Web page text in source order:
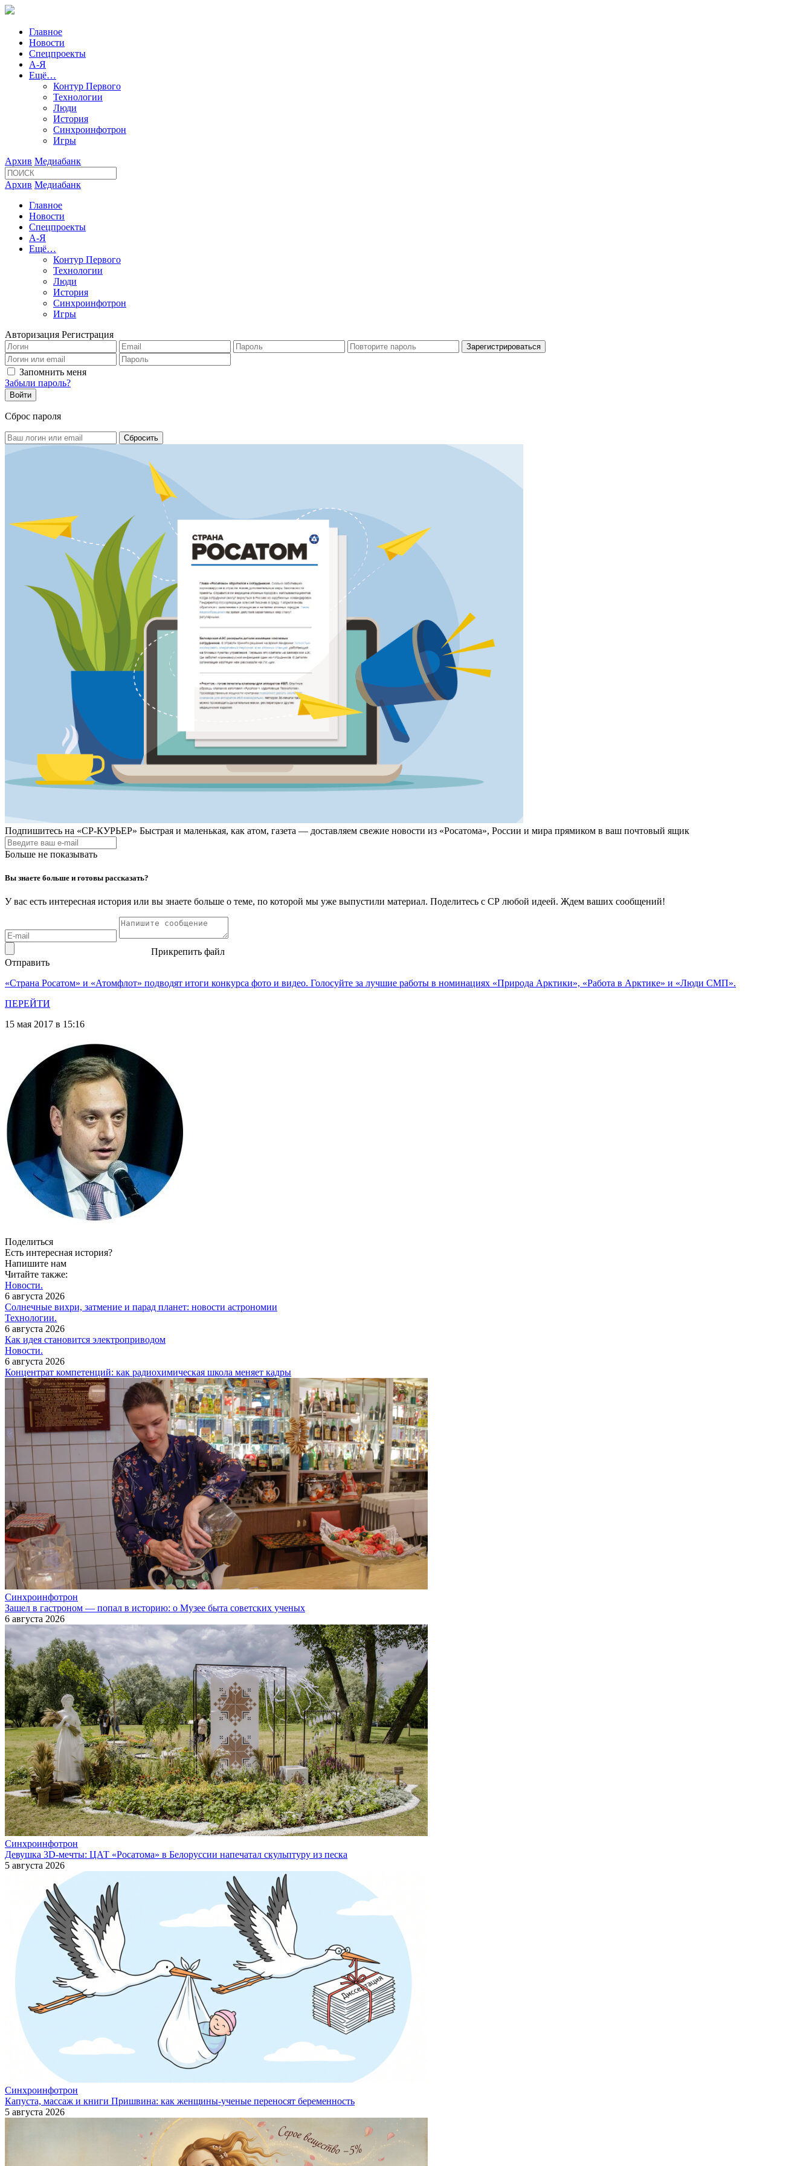
Главное
Новости
Спецпроекты
А-Я
Ещё…
Контур Первого
Технологии
Люди
История
Синхроинфотрон
Игры
Архив Медиабанк
Архив Медиабанк
Главное
Новости
Спецпроекты
А-Я
Ещё…
Контур Первого
Технологии
Люди
История
Синхроинфотрон
Игры
Авторизация Регистрация
Запомнить меня
Забыли пароль?
Сброс пароля
Подпишитесь на «СР-КУРЬЕР» Быстрая и маленькая, как атом, газета — доставляем свежие новости из «Росатома», России и мира прямиком в ваш почтовый ящик
Больше не показывать
Вы знаете больше и готовы рассказать?
У вас есть интересная история или вы знаете больше о теме, по которой мы уже выпустили материал. Поделитесь с СР любой идеей. Ждем ваших сообщений!
Прикрепить файл
Отправить
«Страна Росатом» и «Атомфлот» подводят итоги конкурса фото и видео. Голосуйте за лучшие работы в номинациях «Природа Арктики», «Работа в Арктике» и «Люди СМП».
ПЕРЕЙТИ
15 мая 2017 в 15:16
Поделиться
Есть интересная история?
Напишите нам
Читайте также:
Новости.
6 августа 2026
Солнечные вихри, затмение и парад планет: новости астрономии
Технологии.
6 августа 2026
Как идея становится электроприводом
Новости.
6 августа 2026
Концентрат компетенций: как радиохимическая школа меняет кадры
Синхроинфотрон
Зашел в гастроном — попал в историю: о Музее быта советских ученых
6 августа 2026
Синхроинфотрон
Девушка 3D-мечты: ЦАТ «Росатома» в Белоруссии напечатал скульптуру из песка
5 августа 2026
Синхроинфотрон
Капуста, массаж и книги Пришвина: как женщины-ученые переносят беременность
5 августа 2026